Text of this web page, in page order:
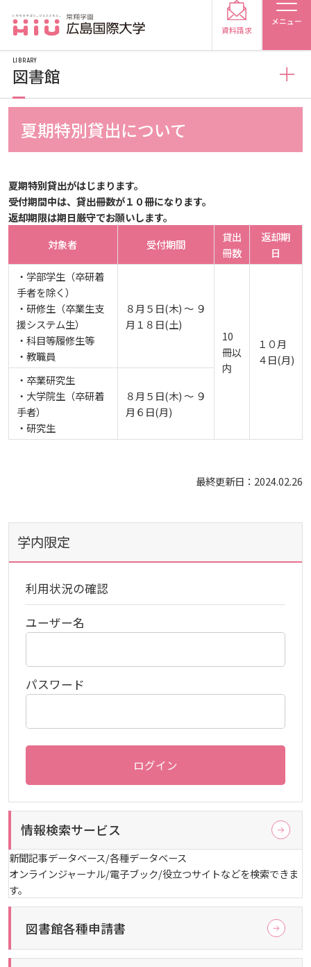
メニュー
受験生の方
受験生の保護者の方
在学生の方
採用担当の方
大学紹介
広島国際大学の概要
建学の精神
教育の特色
教育に関する基本方針
アドミッション・ポリシー
アドミッション・ポリシー（2027年度以降入学
生）
アドミッション・ポリシー（2024～2026年度入学
生）
カリキュラム・ポリシー
カリキュラム・ポリシー（2023年度入学生）
カリキュラム・ポリシー（2020～2022年度入学
生）
療・総合リハ・医療福祉・医療経営・看護）
カリキュラム・ポリシー（2016～2019年度心理・
薬・医療栄養）
カリキュラム・ポリシー（2015年度以前入学生）
カリキュラム・ポリシー（大学院対象）
ディプロマ・ポリシー（2024年度入学生）
ディプロマ・ポリシー（2020～2023年度入学生）
ディプロマ・ポリシー（2016～2019年度入学生）
大学院ディプロマ・ポリシー（2024年度入学生）
大学院ディプロマ・ポリシー（2021～2023年度入
大学院ディプロマ・ポリシー（2020年度以前入学
沿革
大学章と大学旗
UI（ユニバーシティ・アイデンティティ）
大学歌
学園・姉妹校のご案内
情報の公表
教育研究上の目的・基本組織について
大学基礎データ
学費・入学金等費用について
学生生活支援について
動物実験に関する情報について
自己点検・評価
大学機関別認証評価
薬学部薬学科の自己点検・評価について
理学療法士・作業療法士教員資格及び教育内容等の
文部科学省への設置認可・届出書類・履行状況報
告書
高等教育の修学支援新制度
規定
広島国際大学施設等貸与内規
別表第1・第2 様式第1・第2
広島国際大学倫理委員会規定
施設紹介
心理臨床センター
宿泊施設
東広島キャンパス
呉キャンパス
基盤教育センター
基盤教育センターでの教育活動・概要
講座のご案内
広国ドリル
専門職連携教育センター
広国IPEとは
広国IPEの授業について
情報メディアラーニングセンター
情報端末の必携化について
図書館
大学広報
SDGsについて
入試情報
入試最新情報
入試概要
資料請求
交通アクセス
お問い合わせ
学部
保健医療学部
健康スポーツ学部
看護学部
薬学部
大学院・専攻科
保健医療学専攻
健康科学研究科
看護学専攻
薬学研究科
就職支援
エクステンション講座
資格取得奨励金制度
産官学連携
研究者要覧
安全保障貿易管理
連携・協定について
研究情報の公開について（オプトアウト）
公開講座
子ども向け体験講座
子ども向け体験講座 過去の開講コース
ボランティア活動
広島国際大学Town＆Gownoffice東広島
健幸ステーション
広国市民大学
広国市民大学とは
しあわせ健康センター
国際交流
海外研修
学生短期海外研修
海外専門研修
外国人留学生
JP（日本語） EN（英語） CH（中国語）
資料請求
夏期特別貸出について
夏期特別貸出がはじまります。
受付期間中は、貸出冊数が１０冊になります。
返却期限は期日厳守でお願いします。
対象者
受付期間
貸出
冊数
返却期
日
・学部学生（卒研着
手者を除く）
・研修生（卒業生支
援システム生）
・科目等履修生等
・教職員
８月５日(木) ～ ９
月１８日(土)
10
冊以
内
１０月
４日(月)
・卒業研究生
・大学院生（卒研着
手者）
・研究生
８月５日(木) ～ ９
月６日(月)
最終更新日：2024.02.26
LIBRARY
図書館
図書館
利用案内
利用案内（学外利用者）
電子ブック・電子ジャーナルなど
電子ブックをさがす
電子ジャーナルをさがす
学外からのつかいかた
活動とイベント
利用講習会
学生図書委員の活動
施設案内
よくある質問
2026年
2025年
2023年
2021年
学内限定
利用状況の確認
ユーザー名
パスワード
ログイン
情報検索サービス
新聞記事データベース/各種データベース
オンラインジャーナル/電子ブック/役立つサイトなどを検索できま
す。
図書館各種申請書